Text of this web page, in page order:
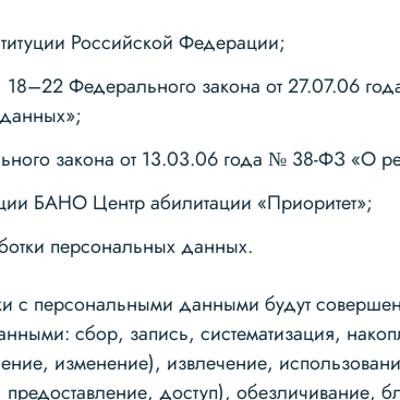
Российской Федерации;
Федерального закона от 27.07.06
закона от 13.03.06 года № 38-ФЗ «О
БАНО Центр абилитации «Приоритет»;
персональных данных.
с персональными данными будут
сбор, запись, систематизация,
изменение), извлечение,
предоставление, доступ), обезличивание,